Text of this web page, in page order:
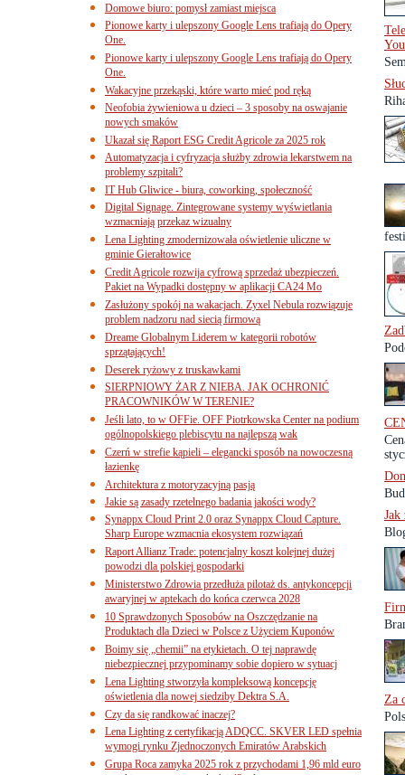
Jak
Za
Domowe biuro: pomysł zamiast miejsca
Pionowe karty i ulepszony Google Lens trafiają do Opery
One.
Pionowe karty i ulepszony Google Lens trafiają do Opery
One.
Wakacyjne przekąski, które warto mieć pod ręką
Neofobia żywieniowa u dzieci – 3 sposoby na oswajanie
nowych smaków
Ukazał się Raport ESG Credit Agricole za 2025 rok
Automatyzacja i cyfryzacja służby zdrowia lekarstwem na
problemy szpitali?
IT Hub Gliwice - biura, coworking, społeczność
Digital Signage. Zintegrowane systemy wyświetlania
wzmacniają przekaz wizualny
Lena Lighting zmodernizowała oświetlenie uliczne w
gminie Gierałtowice
Credit Agricole rozwija cyfrową sprzedaż ubezpieczeń.
Pakiet na Wypadki dostępny w aplikacji CA24 Mo
Zasłużony spokój na wakacjach. Zyxel Nebula rozwiązuje
problem nadzoru nad siecią firmową
Dreame Globalnym Liderem w kategorii robotów
sprzątających!
Deserek ryżowy z truskawkami
SIERPNIOWY ŻAR Z NIEBA. JAK OCHRONIĆ
PRACOWNIKÓW W TERENIE?
Jeśli lato, to w OFFie. OFF Piotrkowska Center na podium
ogólnopolskiego plebiscytu na najlepszą wak
Czerń w strefie kąpieli – elegancki sposób na nowoczesną
łazienkę
Architektura z motoryzacyjną pasją
Jakie są zasady rzetelnego badania jakości wody?
Synappx Cloud Print 2.0 oraz Synappx Cloud Capture.
Sharp Europe wzmacnia ekosystem rozwiązań
Raport Allianz Trade: potencjalny koszt kolejnej dużej
powodzi dla polskiej gospodarki
Ministerstwo Zdrowia przedłuża pilotaż ds. antykoncepcji
awaryjnej w aptekach do końca czerwca 2028
10 Sprawdzonych Sposobów na Oszczędzanie na
Produktach dla Dzieci w Polsce z Użyciem Kuponów
Boimy się „chemii” na etykietach. O tej naprawdę
niebezpiecznej przypominamy sobie dopiero w sytuacj
Lena Lighting stworzyła kompleksową koncepcję
oświetlenia dla nowej siedziby Dektra S.A.
Czy da się randkować inaczej?
Lena Lighting z certyfikacją ADQCC. SKVER LED spełnia
wymogi rynku Zjednoczonych Emiratów Arabskich
Grupa Roca zamyka 2025 rok z przychodami 1,96 mld euro